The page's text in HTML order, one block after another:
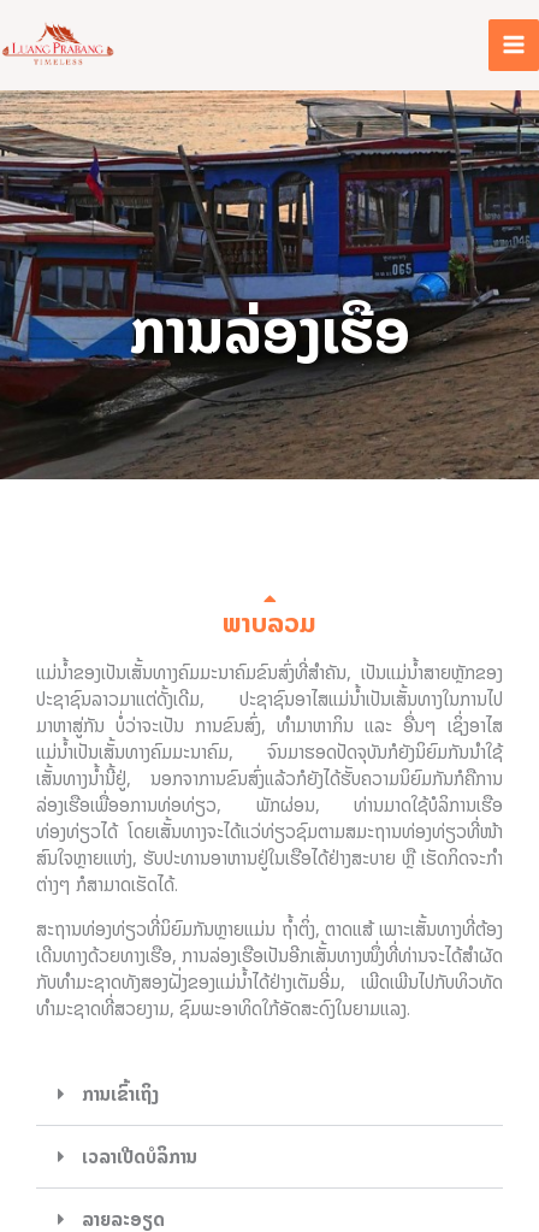
ໄປ
ເນື້ອຫາ
ການລ່ອງເຮືອ
ພາບລວມ
ແມ່ນໍ້າຂອງເປັນເສັ້ນທາງຄົມມະນາຄົມຂົນສົ່ງທີ່ສໍາຄັນ, ເປັນແມ່ນໍ້າສາຍຫຼັກຂອງ
ປະຊາຊົນລາວມາແຕ່ດັ້ງເດີມ, ປະຊາຊົນອາໄສແມ່ນໍ້າເປັນເສັ້ນທາງໃນການໄປ
ມາຫາສູ່ກັນ ບໍ່ວ່າຈະເປັນ ການຂົນສົ່ງ, ທໍາມາຫາກິນ ແລະ ອື່ນໆ ເຊິ່ງອາໄສ
ແມ່ນໍ້າເປັນເສັ້ນທາງຄົມມະນາຄົມ, ຈົນມາຮອດປັດຈຸບັນກໍຍັງນິຍົມກັນນໍາໃຊ້
ເສັ້ນທາງນໍ້ານີ້ຢູ່, ນອກຈາການຂົນສົ່ງແລ້ວກໍຍັງໄດ້ຮັັບຄວາມນິຍົມກັນກໍຄືການ
ລ່ອງເຮືອເພື່ອອການທ່ອທ່ຽວ, ພັກຜ່ອນ, ທ່ານມາດໃຊ້ບໍລິການເຮືອ
ທ່ອງທ່ຽວໄດ້ ໂດຍເສັ້ນທາງຈະໄດ້ແວ່ທ່ຽວຊົມຕາມສມະຖານທ່ອງທ່ຽວທີ່ໜ້າ
ສົນໃຈຫຼາຍແຫ່ງ, ຮັບປະທານອາຫານຢູ່ໃນເຮືອໄດ້ຢ່າງສະບາຍ ຫຼື ເຮັດກິດຈະກໍາ
ຕ່າງໆ ກໍສາມາດເຮັດໄດ້.
ສະຖານທ່ອງທ່ຽວທີ່ນິຍົມກັນຫຼາຍແມ່ນ ຖໍ້າຕິ່ງ, ຕາດແສ້ ເພາະເສັ້ນທາງທີ່ຕ້ອງ
ເດີນທາງດ້ວຍທາງເຮືອ, ການລ່ອງເຮືອເປັນອີກເສັ້ນທາງໜຶ່ງທີ່ທ່ານຈະໄດ້ສໍາຜັດ
ກັບທໍາມະຊາດທັງສອງຝັ່ງຂອງແມ່ນໍ້າໄດ້ຢ່າງເຕັມອີ່ມ, ເພີດເພີນໄປກັບທິວທັດ
ທໍາມະຊາດທີ່ສວຍງາມ, ຊົມພະອາທິດໃກ້ອັດສະດົງໃນຍາມແລງ.
ການເຂົ້າເຖິງ
ເວລາເປີດບໍລິການ
ລາຍລະອຽດ